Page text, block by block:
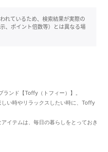
れているため、検索結果が実際の
、ポイント倍数等）とは異なる場
ンド【Toffy（トフィー）】。
い時やリラックスしたい時に、Toffy
イテムは、毎日の暮らしをとっておき